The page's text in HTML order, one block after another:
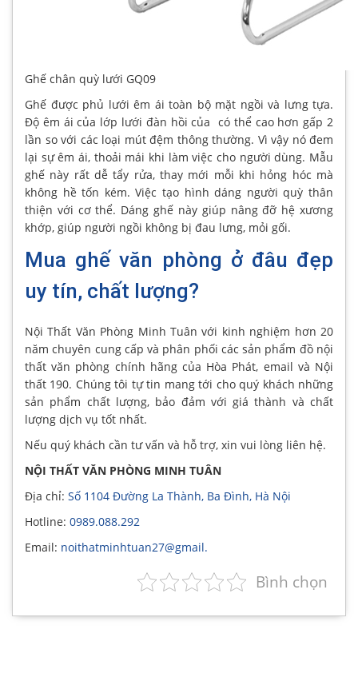
Ghế chân quỳ lưới GQ09
Ghế được phủ lưới êm ái toàn bộ mặt ngồi và lưng tựa.
Độ êm ái của lớp lưới đàn hồi của có thể cao hơn gấp 2
lần so với các loại mút đệm thông thường. Vì vậy nó đem
lại sự êm ái, thoải mái khi làm việc cho người dùng. Mẫu
ghế này rất dễ tẩy rửa, thay mới mỗi khi hỏng hóc mà
không hề tốn kém. Việc tạo hình dáng người quỳ thân
thiện với cơ thể. Dáng ghế này giúp nâng đỡ hệ xương
khớp, giúp người ngồi không bị đau lưng, mỏi gối.
Mua ghế văn phòng ở đâu đẹp
uy tín, chất lượng?
Nội Thất Văn Phòng Minh Tuân với kinh nghiệm hơn 20
năm chuyên cung cấp và phân phối các sản phẩm đồ nội
thất văn phòng chính hãng của Hòa Phát, email và Nội
thất 190. Chúng tôi tự tin mang tới cho quý khách những
sản phẩm chất lượng, bảo đảm với giá thành và chất
lượng dịch vụ tốt nhất.
Nếu quý khách cần tư vấn và hỗ trợ, xin vui lòng liên hệ.
NỘI THẤT VĂN PHÒNG MINH TUÂN
Địa chỉ: Số 1104 Đường La Thành, Ba Đình, Hà Nội
Hotline: 0989.088.292
Email: noithatminhtuan27@gmail.
Bình chọn